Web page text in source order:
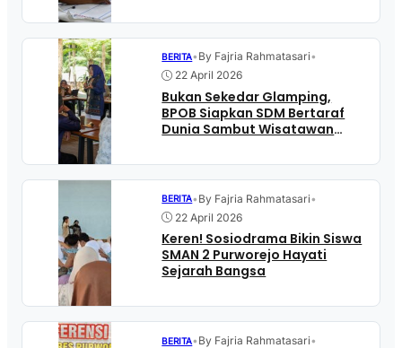
BERITA• By Fajria Rahmatasari•
22 April 2026
Bukan Sekedar Glamping,
BPOB Siapkan SDM Bertaraf
Dunia Sambut Wisatawan
BERITA• By Fajria Rahmatasari•
22 April 2026
Keren! Sosiodrama Bikin Siswa
SMAN 2 Purworejo Hayati
Sejarah Bangsa
BERITA• By Fajria Rahmatasari•